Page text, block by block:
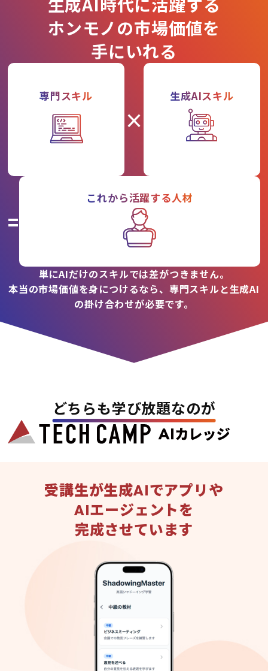
ホンモノの市場価値を
手にいれる
専門スキル
×
生成AIスキル
=
これから活躍する人材
単にAIだけのスキルでは差がつきません。
本当の市場価値を身につけるなら、専門スキルと生成AI
の掛け合わせが必要です。
どちらも学び放題なのが
受講生が生成AIでアプリや
AIエージェントを
完成させています